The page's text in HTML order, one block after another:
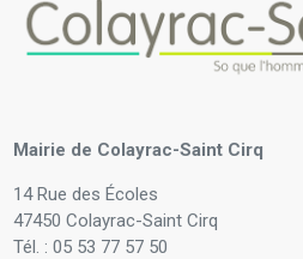
Mairie de Colayrac-Saint Cirq
14 Rue des Écoles
47450 Colayrac-Saint Cirq
Tél. : 05 53 77 57 50